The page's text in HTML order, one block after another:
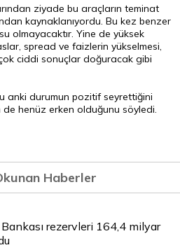
ziyade bu araçların teminat
kaynaklanıyordu. Bu kez benzer
olmayacaktır. Yine de yüksek
spread ve faizlerin yükselmesi,
ciddi sonuçlar doğuracak gibi
anki durumun pozitif seyrettiğini
de henüz erken olduğunu söyledi.
Haberler
rezervleri 164,4 milyar